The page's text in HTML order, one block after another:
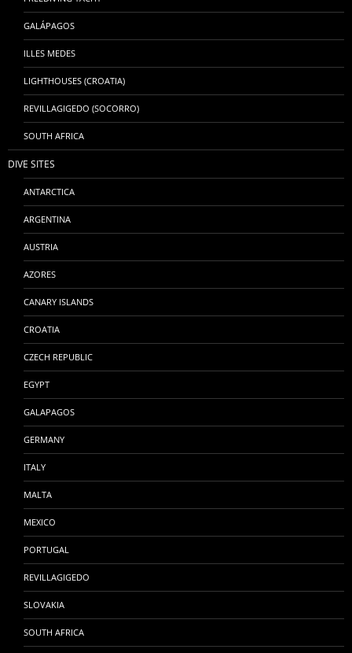
GALÁPAGOS
ILLES MEDES
LIGHTHOUSES (CROATIA)
REVILLAGIGEDO (SOCORRO)
SOUTH AFRICA
DIVE SITES
ANTARCTICA
ARGENTINA
AUSTRIA
AZORES
CANARY ISLANDS
CROATIA
CZECH REPUBLIC
EGYPT
GALAPAGOS
GERMANY
ITALY
MALTA
MEXICO
PORTUGAL
REVILLAGIGEDO
SLOVAKIA
SOUTH AFRICA